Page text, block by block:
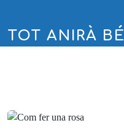
TOT ANIRÀ BÉ